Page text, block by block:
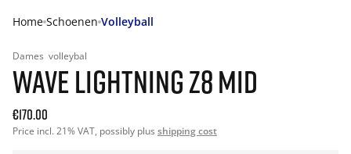
Home Schoenen Volleyball
Dames volleybal
WAVE LIGHTNING Z8 MID
€170.00
Price incl. 21% VAT, possibly plus shipping cost